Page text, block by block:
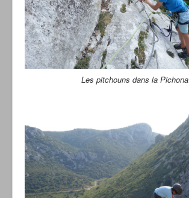
Les pitchouns dans la Pichona